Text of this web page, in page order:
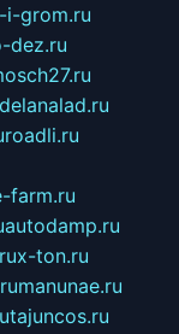
grom.ru
dez.ru
delanalad.ru
roadli.ru
farm.ru
autodamp.ru
x-ton.ru
manunae.ru
tajuncos.ru